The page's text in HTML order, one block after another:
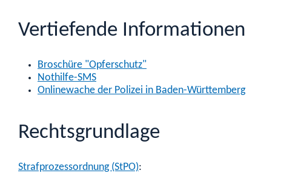
Vertiefende Informationen
Broschüre "Opferschutz"
Nothilfe-SMS
Onlinewache der Polizei in Baden-Württemberg
Rechtsgrundlage
Strafprozessordnung (StPO):